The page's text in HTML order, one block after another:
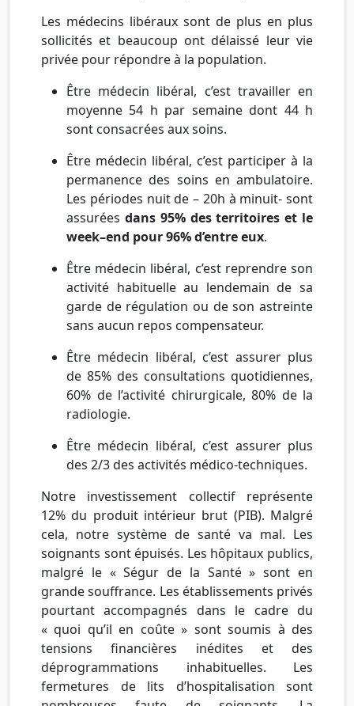
Les médecins libéraux sont de plus en plus
sollicités et beaucoup ont délaissé leur vie
privée pour répondre à la population.
Être médecin libéral, c’est travailler en
moyenne 54 h par semaine dont 44 h
sont consacrées aux soins.
Être médecin libéral, c’est participer à la
permanence des soins en ambulatoire.
Les périodes nuit de – 20h à minuit- sont
assurées dans 95% des territoires et le
week–end pour 96% d’entreeux.
Être médecin libéral, c’est reprendre son
activité habituelle au lendemain de sa
garde de régulation ou de son astreinte
sans aucun repos compensateur.
Être médecin libéral, c’est assurer plus
de 85% des consultations quotidiennes,
60% de l’activité chirurgicale, 80% de la
radiologie.
Être médecin libéral, c’est assurer plus
des 2/3 des activités médico-techniques.
Notre investissement collectif représente
12% du produit intérieur brut (PIB). Malgré
cela, notre système de santé va mal. Les
soignants sont épuisés. Les hôpitaux publics,
malgré le «Ségur de la Santé » sont en
grande souffrance. Les établissements privés
pourtant accompagnés dans le cadre du
« quoi qu’il en coûte » sont soumis à des
tensions financières inédites et des
déprogrammations inhabituelles. Les
fermetures de lits d’hospitalisation sont